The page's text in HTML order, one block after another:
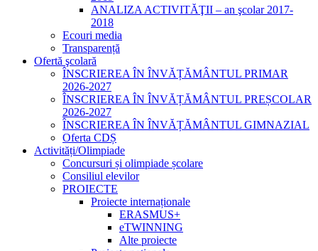
ANALIZA ACTIVITĂŢII – an şcolar 2017-
2018
Ecouri media
Transparență
Ofertă şcolară
ÎNSCRIEREA ÎN ÎNVĂȚĂMÂNTUL PRIMAR
2026-2027
ÎNSCRIEREA ÎN ÎNVĂȚĂMÂNTUL PREȘCOLAR
2026-2027
ÎNSCRIEREA ÎN ÎNVĂȚĂMÂNTUL GIMNAZIAL
Oferta CDȘ
Activități/Olimpiade
Concursuri și olimpiade școlare
Consiliul elevilor
PROIECTE
Proiecte internaționale
ERASMUS+
eTWINNING
Alte proiecte